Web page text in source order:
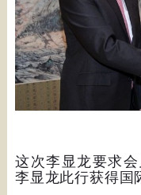
这次李显龙要求
李显龙此行获得国